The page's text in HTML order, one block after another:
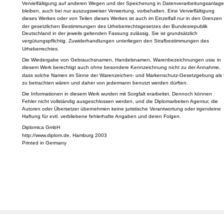
Vervielfältigung auf anderen Wegen und der Speicherung in
bleiben, auch bei nur auszugsweiser Verwertung, vorbehalten. Eine Vervielfältigung
dieses Werkes oder von Teilen dieses Werkes ist auch im Einzelfall nur in den Grenzen
der gesetzlichen Bestimmungen des Urheberrechtsgesetzes der Bundesrepublik
Deutschland in der jeweils geltenden Fassung zulässig. Sie ist grundsätzlich
vergütungspflichtig. Zuwiderhandlungen unterliegen den Strafbestimmungen des
Urheberrechtes.
Die Wiedergabe von Gebrauchsnamen, Handelsnamen, Warenbezeichnungen usw. in
diesem Werk berechtigt auch ohne besondere Kennzeichnung nicht zu der Annahme,
dass solche Namen im Sinne der Warenzeichen- und Markenschutz-Gesetzgebung als
zu betrachten wären und daher von jedermann benutzt werden dürften.
Die Informationen in diesem Werk wurden mit Sorgfalt erarbeitet. Dennoch können
Fehler nicht vollständig ausgeschlossen werden, und die Diplomarbeiten Agentur, die
Autoren oder Übersetzer übernehmen keine juristische Verantwortung oder irgendeine
Haftung für evtl. verbliebene fehlerhafte Angaben und deren Folgen.
Diplomica GmbH
http://www.diplom.de, Hamburg 2003
Printed in Germany